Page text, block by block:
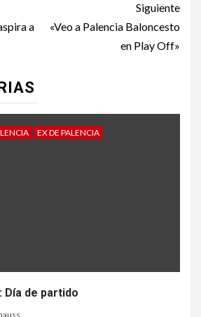
a
Siguiente
«Veo a Palencia Baloncesto
en Play Off»
EX DE PALENCIA
Día de partido